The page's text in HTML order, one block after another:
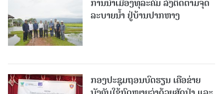
ການນໍາເມືອງທຸລະຄົມ ລົງຕິດຕາມຈຸດ
ລະບາຍນໍ້າ ຢູ່ບ້ານປາກຫາງ
ກອງປະຊຸມຖອນບົດຮຽນ ເຄືອຂ່າຍ